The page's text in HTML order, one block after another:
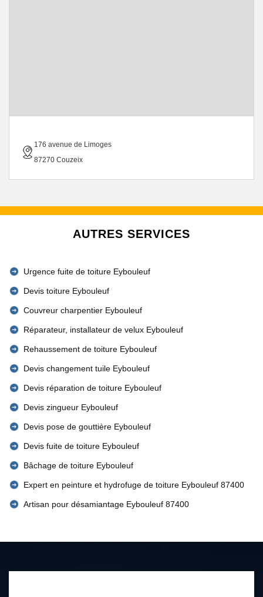
176 avenue de Limoges
87270 Couzeix
AUTRES SERVICES
Urgence fuite de toiture Eybouleuf
Devis toiture Eybouleuf
Couvreur charpentier Eybouleuf
Réparateur, installateur de velux Eybouleuf
Rehaussement de toiture Eybouleuf
Devis changement tuile Eybouleuf
Devis réparation de toiture Eybouleuf
Devis zingueur Eybouleuf
Devis pose de gouttière Eybouleuf
Devis fuite de toiture Eybouleuf
Bâchage de toiture Eybouleuf
Expert en peinture et hydrofuge de toiture Eybouleuf 87400
Artisan pour désamiantage Eybouleuf 87400